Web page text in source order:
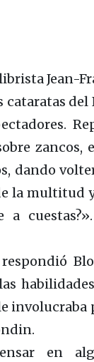
Jean-
del
dando
la multitud
a
involucraba
en